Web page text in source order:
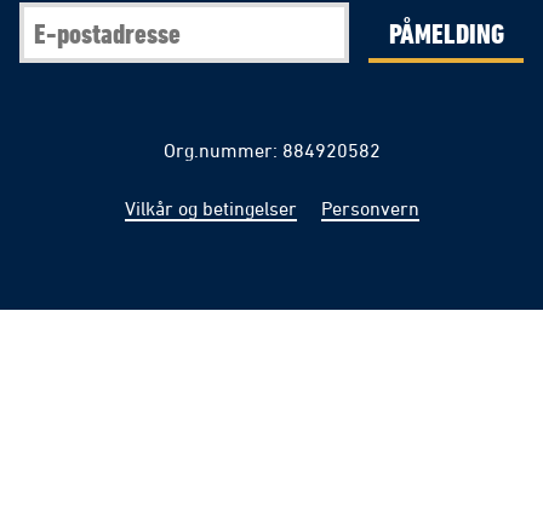
PÅMELDING
Org.nummer: 884920582
Vilkår og betingelser Personvern